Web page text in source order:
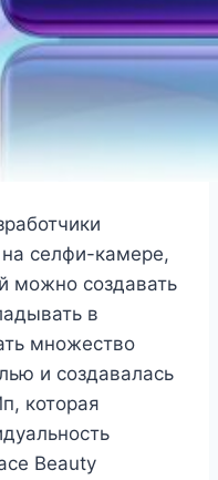
селфи-камере,
можно создавать
в
множество
и создавалась
которая
Beauty